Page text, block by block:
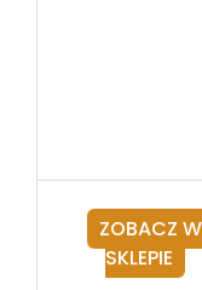
ZOBACZ W
SKLEPIE